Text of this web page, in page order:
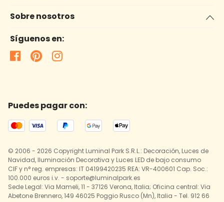
Sobre nosotros
Síguenos en:
Puedes pagar con:
© 2006 - 2026 Copyright Luminal Park S.R.L.: Decoración, Luces de
Navidad, Iluminación Decorativa y Luces LED de bajo consumo
CIF y n° reg. empresas: IT 04199420235 REA: VR-400601 Cap. Soc.:
100.000 euros i.v. - soporte@luminalpark.es
Sede Legal: Via Mameli, 11 - 37126 Verona, Italia; Oficina central: Via
Abetone Brennero, 149 46025 Poggio Rusco (Mn), Italia - Tel. 912 66